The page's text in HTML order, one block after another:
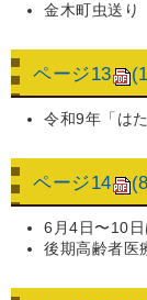
金木町虫送り
ページ13
令和9年「は
ページ14
6月4日〜10
後期高齢者医